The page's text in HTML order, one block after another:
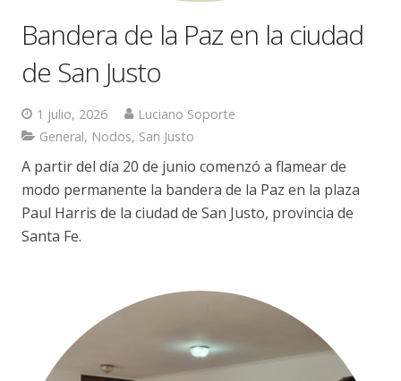
Bandera de la Paz en la ciudad
de San Justo
1 julio, 2026
Luciano Soporte
General, Nodos, San Justo
A partir del día 20 de junio comenzó a flamear de
modo permanente la bandera de la Paz en la plaza
Paul Harris de la ciudad de San Justo, provincia de
Santa Fe.